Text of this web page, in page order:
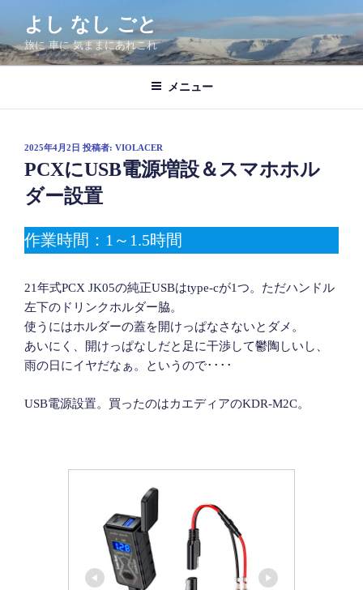
テ
ン
へ
よし なし ごと
旅に 車に 気ままにあれこれ
メニュー
投
稿
日:
2025年4月2日 投稿者: VIOLACER
PCXにUSB電源増設＆スマホホル
ダー設置
作業時間：1～1.5時間
21年式PCX JK05の純正USBはtype-cが1つ。ただハンドル
左下のドリンクホルダー脇。
使うにはホルダーの蓋を開けっぱなさないとダメ。
あいにく、開けっぱなしだと足に干渉して鬱陶しいし、
雨の日にイヤだなぁ。というので････
USB電源設置。買ったのはカエディアのKDR-M2C。